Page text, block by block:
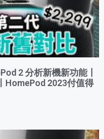
2 分析新機新功能〡
HomePod 2023付值得